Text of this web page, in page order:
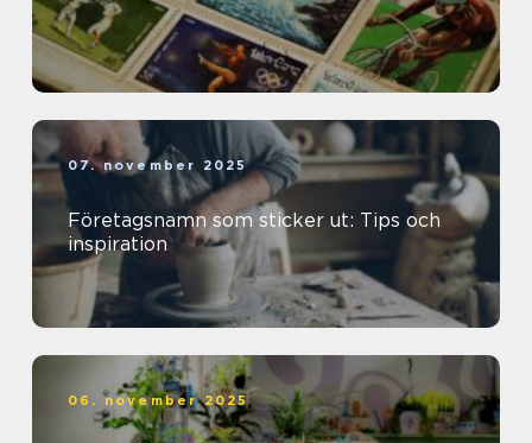
07. november 2025
Företagsnamn som sticker ut: Tips och
inspiration
06. november 2025